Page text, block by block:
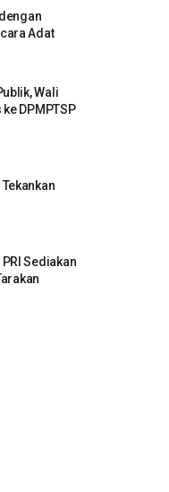
Adat
Wali
DPMPTSP
Sediakan